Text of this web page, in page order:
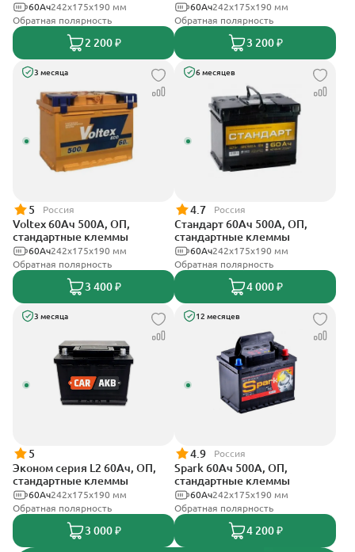
242х175х190 мм
60Ач
Обратная полярность
2 200 ₽
242х175х190 мм
60Ач
Обратная полярность
3 200 ₽
3 месяца
5 Россия
Voltex 60Ач 500А, ОП,
стандартные клеммы
242х175х190 мм
60Ач
Обратная полярность
3 400 ₽
6 месяцев
4.7 Россия
Стандарт 60Ач 500А, ОП,
стандартные клеммы
242x175x190 мм
60Ач
Обратная полярность
4 000 ₽
3 месяца
5
Эконом серия L2 60Ач, ОП,
стандартные клеммы
242х175х190 мм
60Ач
Обратная полярность
3 000 ₽
12 месяцев
4.9 Россия
Spark 60Ач 500А, ОП,
стандартные клеммы
242х175х190 мм
60Ач
Обратная полярность
4 200 ₽